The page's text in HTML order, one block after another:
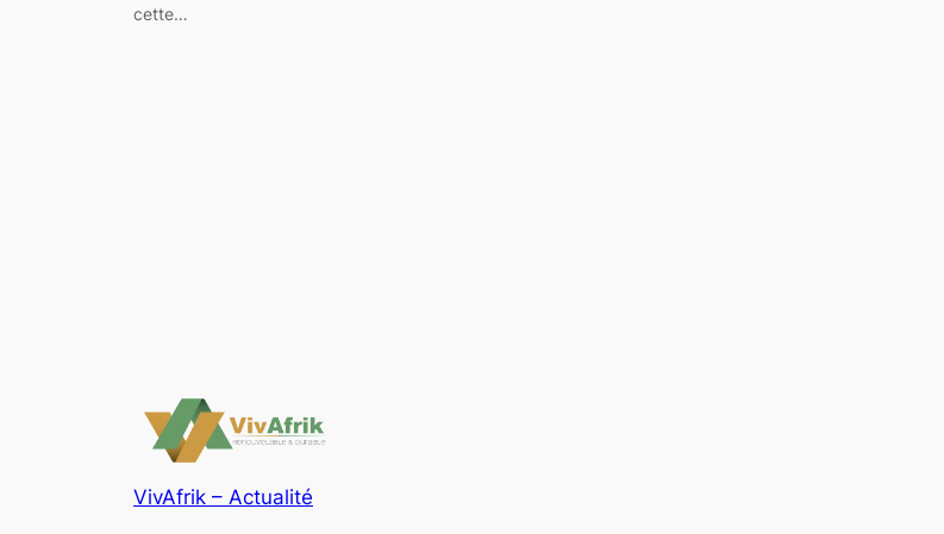
cette…
VivAfrik – Actualité